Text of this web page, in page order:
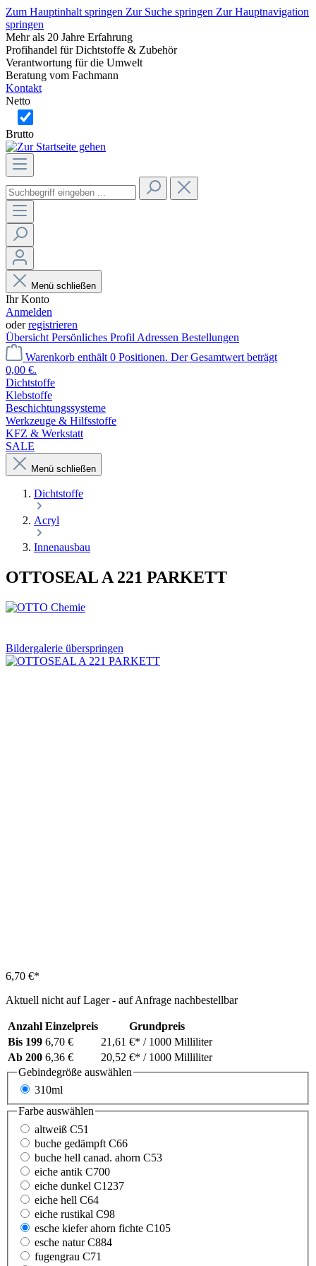
Zum Hauptinhalt springen Zur Suche springen Zur Hauptnavigation
springen
Mehr als 20 Jahre Erfahrung
Profihandel für Dichtstoffe & Zubehör
Verantwortung für die Umwelt
Beratung vom Fachmann
Kontakt
Netto
Brutto
Menü schließen
Ihr Konto
Anmelden
oderregistrieren
Übersicht Persönliches Profil Adressen Bestellungen
Warenkorb enthält 0 Positionen. Der Gesamtwert beträgt
0,00 €.
Dichtstoffe
Klebstoffe
Beschichtungssysteme
Werkzeuge & Hilfsstoffe
KFZ & Werkstatt
SALE
Menü schließen
Dichtstoffe
Acryl
Innenausbau
OTTOSEAL A 221 PARKETT
Bildergalerie überspringen
6,70 €*
Aktuell nicht auf Lager - auf Anfrage nachbestellbar
Anzahl Einzelpreis
Grundpreis
Bis 199 6,70 € 21,61 €* / 1000 Milliliter
Ab 200 6,36 € 20,52 €* / 1000 Milliliter
Gebindegröße auswählen
310ml
Farbe auswählen
altweiß C51
buche gedämpft C66
buche hell canad. ahorn C53
eiche antik C700
eiche dunkel C1237
eiche hell C64
eiche rustikal C98
esche kiefer ahorn fichte C105
esche natur C884
fugengrau C71